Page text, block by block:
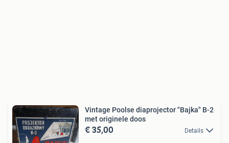
Vintage Poolse diaprojector "Bajka" B-2
met originele doos
€ 35,00 Details